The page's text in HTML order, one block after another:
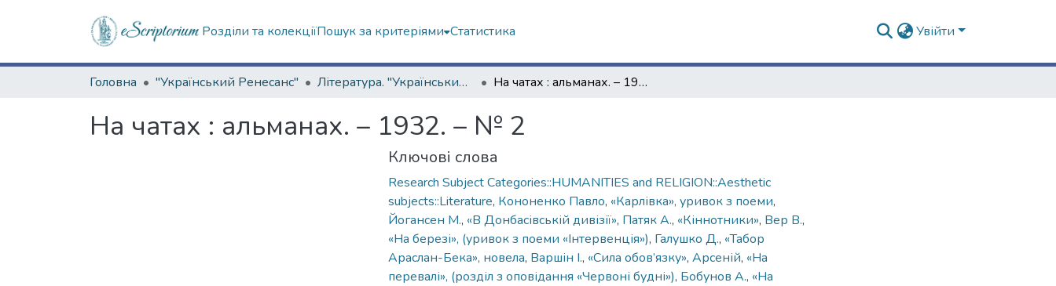
Розділи та колекціїПошук за критеріями Статистика Увійти
Головна "Український Ренесанс" Література. "Український Ренесанс" На чатах : альманах. – 1932. – № 2
На чатах : альманах. – 1932. – № 2
Ключові слова
Research Subject Categories::HUMANITIES and RELIGION::Aesthetic
subjects::Literature, Кононенко Павло, «Карлівка», уривок з поеми,
Йогансен М., «В Донбасівській дивізії», Патяк А., «Кіннотники», Вер В.,
«На березі», (уривок з поеми «Інтервенція»), Галушко Д., «Табор
Араслан-Бека», новела, Варшін І., «Сила обов’язку», Арсеній, «На
перевалі», (розділ з оповідання «Червоні будні»), Бобунов А., «На